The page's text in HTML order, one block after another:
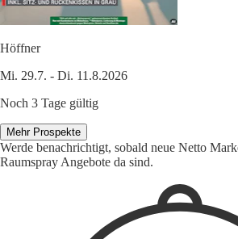
Höffner
Mi. 29.7. - Di. 11.8.2026
Noch 3 Tage gültig
Mehr Prospekte
Werde benachrichtigt, sobald neue Netto
Raumspray Angebote da sind.